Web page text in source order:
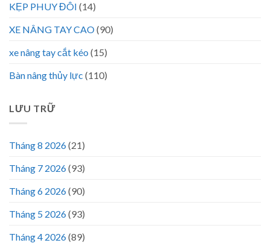
KẸP PHUY ĐÔI (14)
XE NÂNG TAY CAO(90)
xe nâng tay cắt kéo (15)
Bàn nâng thủy lực (110)
LƯU TRỮ
Tháng 8 2026(21)
Tháng 7 2026(93)
Tháng 6 2026(90)
Tháng 5 2026(93)
Tháng 4 2026(89)